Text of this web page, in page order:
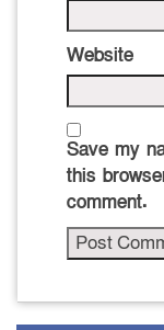
Website
Save my
this
comment.